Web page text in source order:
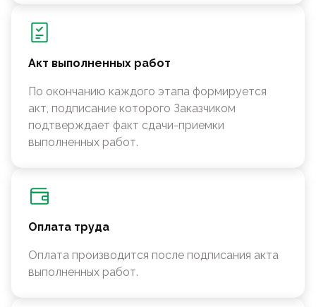
Акт выполненных работ
По окончанию каждого этапа формируется
акт, подписание которого Заказчиком
подтверждает факт сдачи-приемки
выполненных работ.
Оплата труда
Оплата производится после подписания акта
выполненных работ.